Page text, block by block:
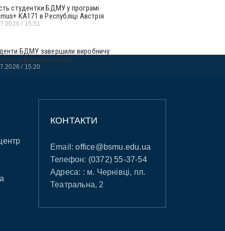
студентки БДМУ у програмі
KA171 в Республіці Австрія
15:51
БДМУ завершили виробничу
з фізичної терапії
15:20
КОНТАКТИ
Email:office@bsmu.edu.ua
Телефон: (0372) 55-37-54
Адреса: : м. Чернівці, пл.
Театральна, 2